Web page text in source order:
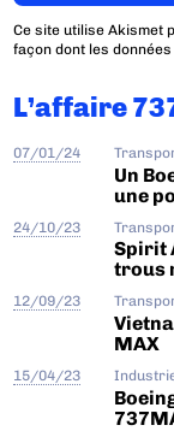
Ce site utilise Akismet
façon dont les
L’affaire
07/01/24
Un
une
24/10/23
Spirit
trous
12/09/23
MAX
15/04/23